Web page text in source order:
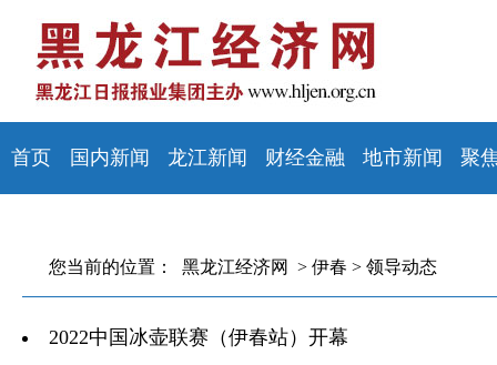
首页 国内新闻 龙江新闻 财经金融 地市新闻 聚
您当前的位置： 黑龙江经济网 > 伊春 > 领导动态
2022中国冰壶联赛（伊春站）开幕